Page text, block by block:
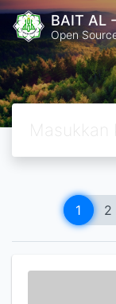
BAIT AL
Open
1 2